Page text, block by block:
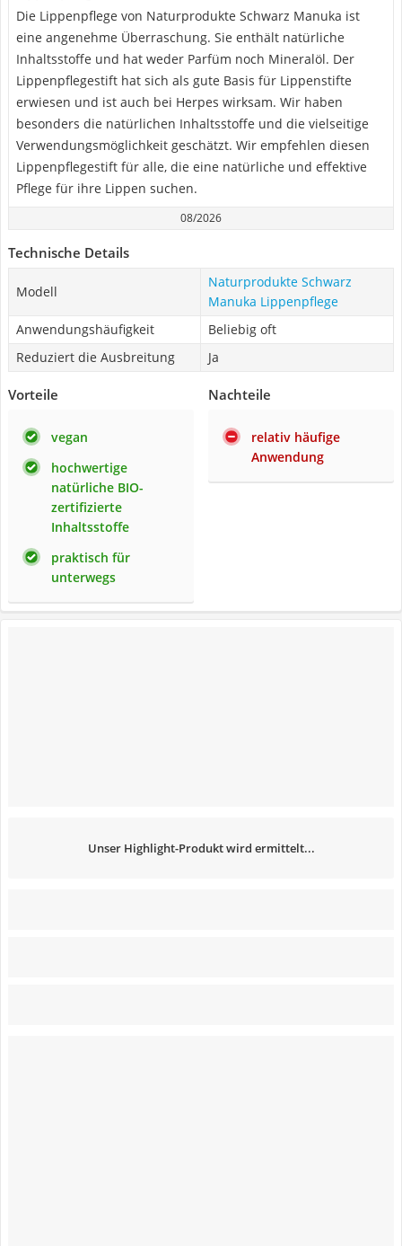
Die Lippenpflege von Naturprodukte Schwarz Manuka ist
eine angenehme Überraschung. Sie enthält natürliche
Inhaltsstoffe und hat weder Parfüm noch Mineralöl. Der
Lippenpflegestift hat sich als gute Basis für Lippenstifte
erwiesen und ist auch bei Herpes wirksam. Wir haben
besonders die natürlichen Inhaltsstoffe und die vielseitige
Verwendungsmöglichkeit geschätzt. Wir empfehlen diesen
Lippenpflegestift für alle, die eine natürliche und effektive
Pflege für ihre Lippen suchen.
08/2026
Technische Details
Modell
Naturprodukte Schwarz
Manuka Lippenpflege
Anwendungshäufigkeit
Beliebig oft
Reduziert die Ausbreitung
Ja
Vorteile
vegan
hochwertige
natürliche BIO-
zertifizierte
Inhaltsstoffe
praktisch für
unterwegs
Nachteile
relativ häufige
Anwendung
Unser Highlight-Produkt wird ermittelt...